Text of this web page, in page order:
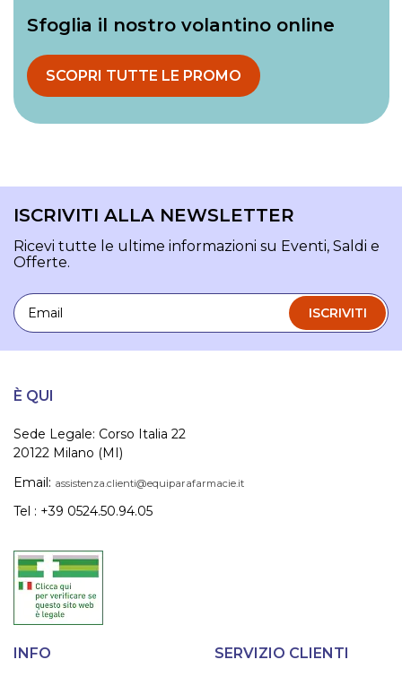
Sfoglia il nostro volantino online
SCOPRI TUTTE LE PROMO
ISCRIVITI ALLA NEWSLETTER
Ricevi tutte le ultime informazioni su Eventi, Saldi e
Offerte.
Email
ISCRIVITI
È QUI
Sede Legale: Corso Italia 22
20122 Milano (MI)
Email: assistenza.clienti@equiparafarmacie.it
Tel : +39 0524.50.94.05
INFO SERVIZIO CLIENTI